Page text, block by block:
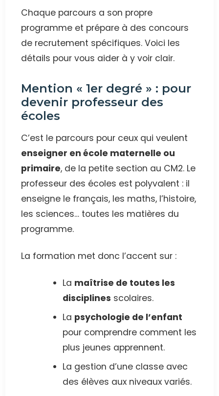
Chaque parcours a son propre
programme et prépare à des concours
de recrutement spécifiques. Voici les
détails pour vous aider à y voir clair.
Mention « 1er degré » : pour
devenir professeur des
écoles
C’est le parcours pour ceux qui veulent
enseigner en école maternelle ou
primaire, de la petite section au CM2. Le
professeur des écoles est polyvalent : il
enseigne le français, les maths, l’histoire,
les sciences… toutes les matières du
programme.
La formation met donc l’accent sur :
La maîtrise de toutes les
disciplines scolaires.
La psychologie de l’enfant
pour comprendre comment les
plus jeunes apprennent.
La gestion d’une classe avec
des élèves aux niveaux variés.